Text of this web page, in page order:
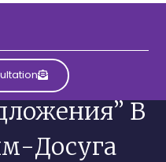
Выбрать
В
Досуга